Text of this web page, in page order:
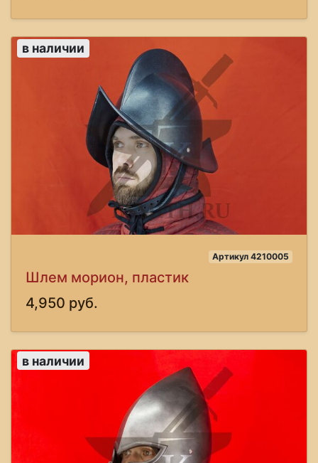
в наличии
Артикул 4210005
Шлем морион, пластик
4,950 руб.
в наличии